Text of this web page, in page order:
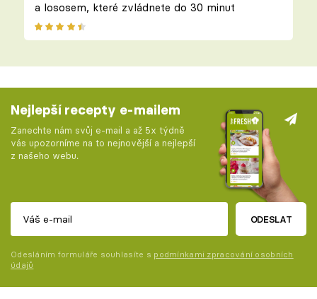
a lososem, které zvládnete do 30 minut
Nejlepší recepty e-mailem
Zanechte nám svůj e-mail a až 5x týdně
vás upozorníme na to nejnovější a nejlepší
z našeho webu.
ODESLAT
Odesláním formuláře souhlasíte s podmínkami zpracování osobních
údajů